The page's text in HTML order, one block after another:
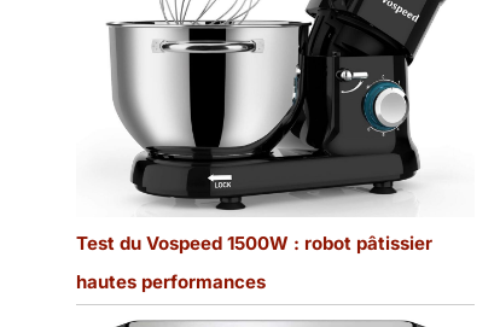
Test du Vospeed 1500W : robot pâtissier
hautes performances